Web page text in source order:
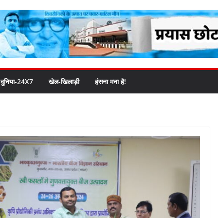
दुनिया-24X7 खेल-खिलाड़ी हंसना मना है!